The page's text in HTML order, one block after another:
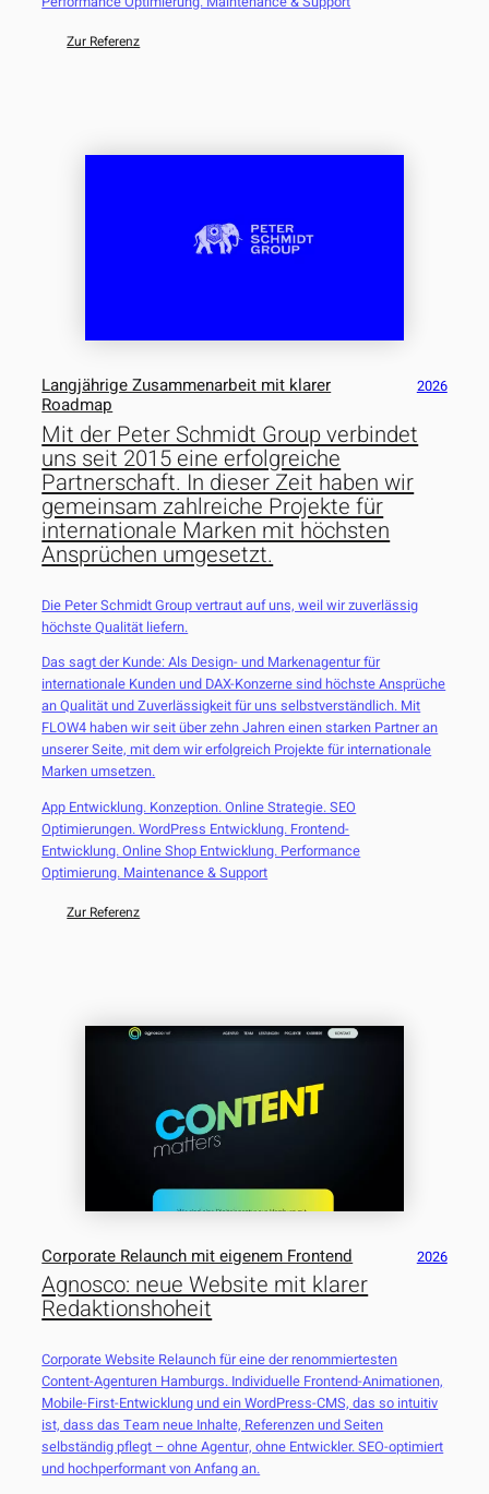
Zur Referenz
Langjährige Zusammenarbeit mit klarer
Roadmap
2026
Mit der Peter Schmidt Group verbindet
uns seit 2015 eine erfolgreiche
Partnerschaft. In dieser Zeit haben wir
gemeinsam zahlreiche Projekte für
internationale Marken mit höchsten
Ansprüchen umgesetzt.
Die Peter Schmidt Group vertraut auf uns, weil wir zuverlässig
höchste Qualität liefern.
Das sagt der Kunde: Als Design- und Markenagentur für
internationale Kunden und DAX-Konzerne sind höchste Ansprüche
an Qualität und Zuverlässigkeit für uns selbstverständlich. Mit
FLOW4 haben wir seit über zehn Jahren einen starken Partner an
unserer Seite, mit dem wir erfolgreich Projekte für internationale
Marken umsetzen.
App Entwicklung. Konzeption. Online Strategie. SEO
Optimierungen. WordPress Entwicklung. Frontend-
Entwicklung. Online Shop Entwicklung. Performance
Optimierung. Maintenance & Support
Zur Referenz
Corporate Relaunch mit eigenem Frontend 2026
Agnosco: neue Website mit klarer
Redaktionshoheit
Corporate Website Relaunch für eine der renommiertesten
Content-Agenturen Hamburgs. Individuelle Frontend-Animationen,
Mobile-First-Entwicklung und ein WordPress-CMS, das so intuitiv
ist, dass das Team neue Inhalte, Referenzen und Seiten
selbständig pflegt – ohne Agentur, ohne Entwickler. SEO-optimiert
und hochperformant von Anfang an.